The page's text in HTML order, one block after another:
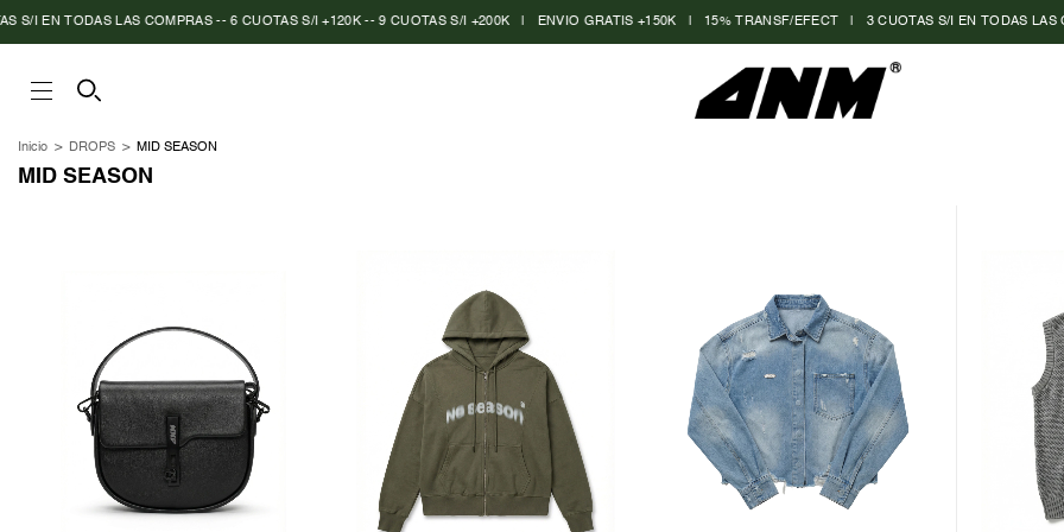
TODAS LAS COMPRAS -- 6 CUOTAS S/I +120K -- 9 CUOTAS S/I +200K | ENVIO GRATIS +150K | 15% TRANSF/EFECT | 3 CUOTAS S/I EN TODAS LAS
Inicio > DROPS > MID SEASON
MID SEASON